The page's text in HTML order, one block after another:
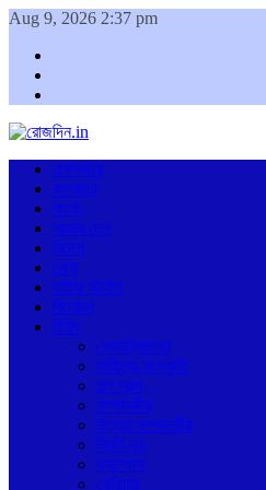
Aug 9, 2026 2:37 pm
একনজরে
কলকাতা
বাংলা
আমার দেশ
বিদেশ
খেলা
লাইফ স্টাইল
বিনোদন
বিবিধ
প্রেসক্রিপশন
সাহিত্য-সংস্কৃতি
গল্প স্বল্প
সম্পাদকীয়
উত্তর সম্পাদকীয়
নিকট-দূর
ক্যাম্পাস
কেরিয়ার